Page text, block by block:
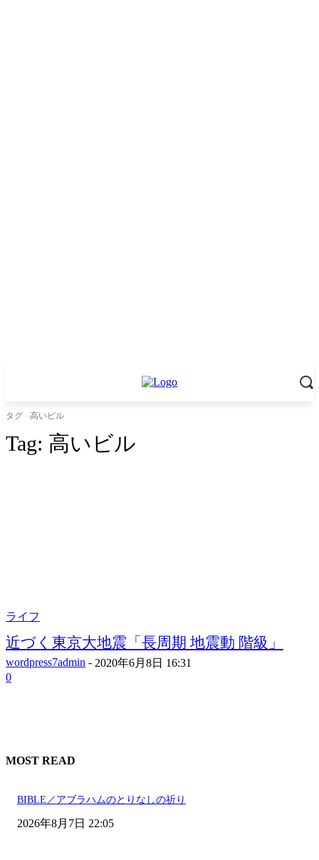
タグ 高いビル
Tag: 高いビル
ライフ
近づく東京大地震「長周期 地震動 階級」
wordpress7admin - 2020年6月8日 16:31
0
MOST READ
BIBLE／アブラハムのとりなしの祈り
2026年8月7日 22:05